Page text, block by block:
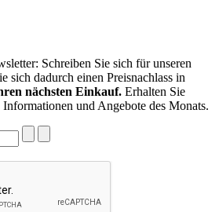
Schreiben Sie sich für unseren
sich dadurch einen Preisnachlass in
nächsten Einkauf. Erhalten Sie
und Angebote des Monats.